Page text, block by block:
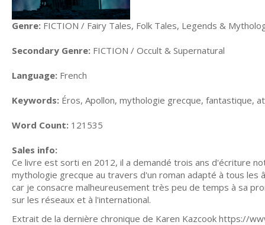
Genre: FICTION / Fairy Tales, Folk Tales, Legends &
Secondary Genre: FICTION / Occult & Supernatural
Language: French
Keywords: Éros, Apollon, mythologie grecque, fantastique,
Word Count: 121535
Sales info:
Ce livre est sorti en 2012, il a demandé trois ans d'écriture
mythologie grecque au travers d'un roman adapté à tous les
car je consacre malheureusement très peu de temps à sa
sur les réseaux et à l'international.
Extrait de la dernière chronique de Karen Kazcook https://